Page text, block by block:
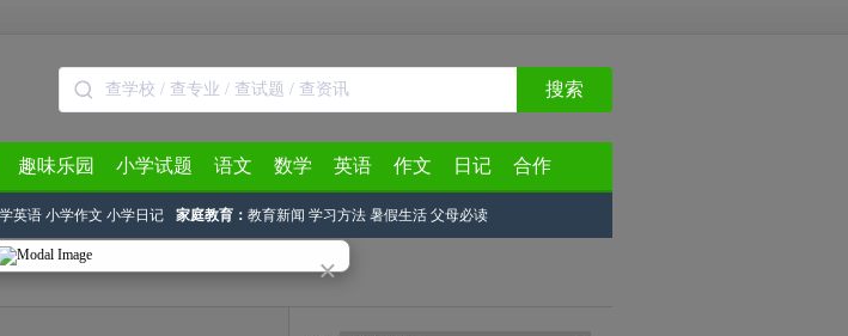
×
搜索
趣味乐园 小学试题 语文 数学 英语 作文 日记 合作
英语 小学作文 小学日记 家庭教育： 教育新闻 学习方法 暑假生活 父母必读